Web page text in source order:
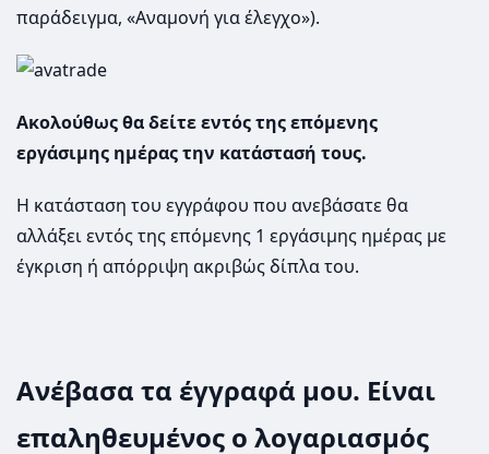
παράδειγμα, «Αναμονή για έλεγχο»).
Aκολούθως θα δείτε εντός της επόμενης
εργάσιμης ημέρας την κατάστασή τους.
Η κατάσταση του εγγράφου που ανεβάσατε θα
αλλάξει εντός της επόμενης 1 εργάσιμης ημέρας με
έγκριση ή απόρριψη ακριβώς δίπλα του.
Ανέβασα τα έγγραφά μου. Είναι
επαληθευμένος ο λογαριασμός